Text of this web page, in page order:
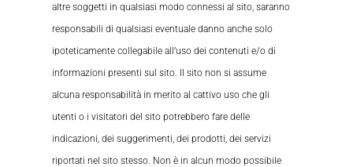
altre soggetti in qualsiasi modo connessi al sito, saranno
responsabili di qualsiasi eventuale danno anche solo
ipoteticamente collegabile all’uso dei contenuti e/o di
informazioni presenti sul sito. Il sito non si assume
alcuna responsabilità in merito al cattivo uso che gli
utenti o i visitatori del sito potrebbero fare delle
indicazioni, dei suggerimenti, dei prodotti, dei servizi
riportati nel sito stesso. Non è in alcun modo possibile